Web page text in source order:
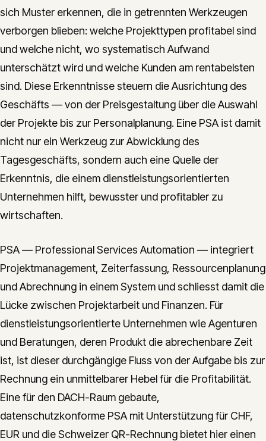
sich Muster erkennen, die in getrennten Werkzeugen
verborgen blieben: welche Projekttypen profitabel sind
und welche nicht, wo systematisch Aufwand
unterschätzt wird und welche Kunden am rentabelsten
sind. Diese Erkenntnisse steuern die Ausrichtung des
Geschäfts — von der Preisgestaltung über die Auswahl
der Projekte bis zur Personalplanung. Eine PSA ist damit
nicht nur ein Werkzeug zur Abwicklung des
Tagesgeschäfts, sondern auch eine Quelle der
Erkenntnis, die einem dienstleistungsorientierten
Unternehmen hilft, bewusster und profitabler zu
wirtschaften.
PSA — Professional Services Automation — integriert
Projektmanagement, Zeiterfassung, Ressourcenplanung
und Abrechnung in einem System und schliesst damit die
Lücke zwischen Projektarbeit und Finanzen. Für
dienstleistungsorientierte Unternehmen wie Agenturen
und Beratungen, deren Produkt die abrechenbare Zeit
ist, ist dieser durchgängige Fluss von der Aufgabe bis zur
Rechnung ein unmittelbarer Hebel für die Profitabilität.
Eine für den DACH-Raum gebaute,
datenschutzkonforme PSA mit Unterstützung für CHF,
EUR und die Schweizer QR-Rechnung bietet hier einen